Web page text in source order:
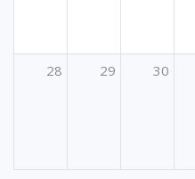
28 29 30